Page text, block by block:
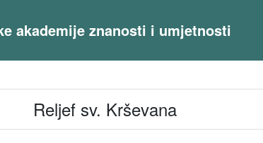
akademije znanosti i umjetnosti
Reljef sv. Krševana